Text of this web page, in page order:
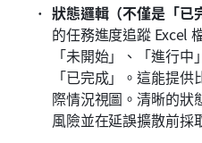
狀態邏輯（不僅是「已
的任務進度追蹤 Excel
「未開始」、「進行
「已完成」。這能提
際情況視圖。清晰的狀
風險並在延誤擴散前採